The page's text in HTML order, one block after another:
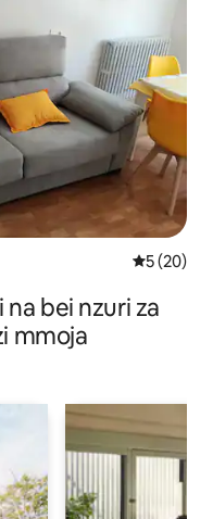
Ukadiriaji
5 (20)
bei nzuri za
mmoja